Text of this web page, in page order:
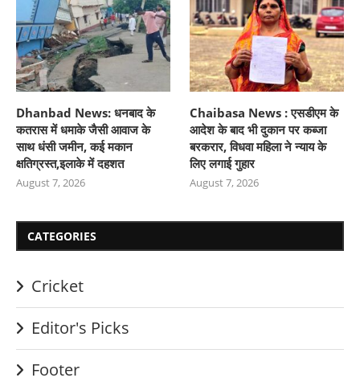
Dhanbad News: धनबाद के
कतरास में धमाके जैसी आवाज के
साथ धंसी जमीन, कई मकान
क्षतिग्रस्त,इलाके में दहशत
August 7, 2026
Chaibasa News : एसडीएम के
आदेश के बाद भी दुकान पर कब्जा
बरकरार, विधवा महिला ने न्याय के
लिए लगाई गुहार
August 7, 2026
CATEGORIES
Cricket
Editor's Picks
Footer